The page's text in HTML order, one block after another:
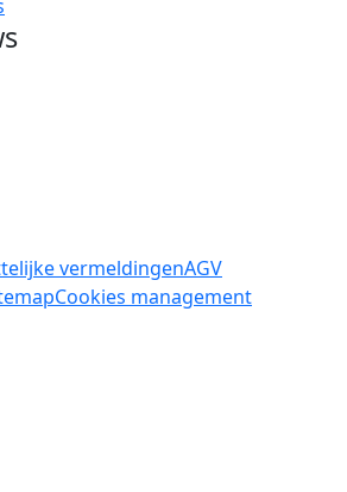
vermeldingenAGV
Cookies management